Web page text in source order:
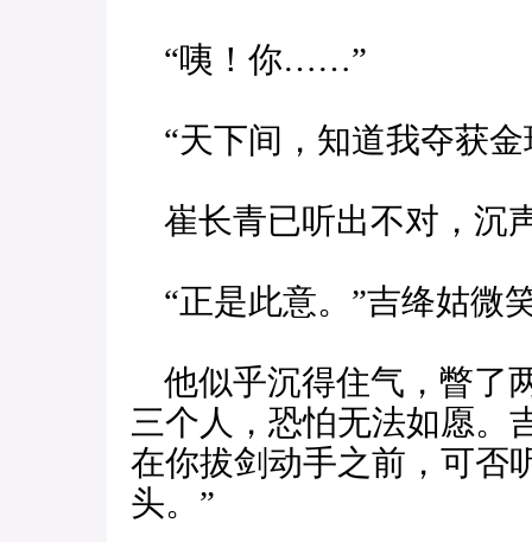
“咦！你……”
“天下间，知道我夺获
崔长青已听出不对，沉
“正是此意。”吉绛姑微
他似乎沉得住气，瞥了
三个人，恐怕无法如愿。
在你拔剑动手之前，可否
头。”